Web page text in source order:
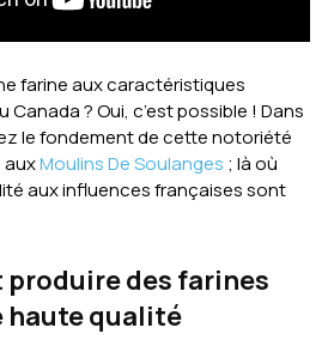
farine aux caractéristiques
? Oui, c’est possible ! Dans
le fondement de cette notoriété
auxMoulins De Soulanges ; là où
aux influences françaises sont
produire des farines
haute qualité